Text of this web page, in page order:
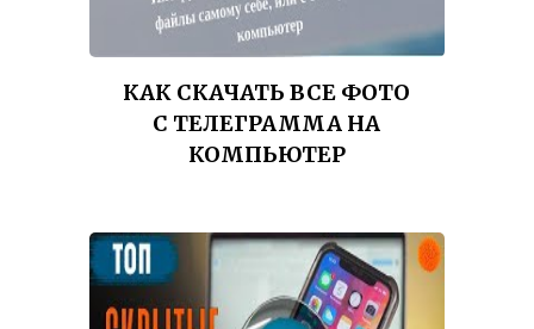
КАК СКАЧАТЬ ВСЕ ФОТО
С ТЕЛЕГРАММА НА
КОМПЬЮТЕР